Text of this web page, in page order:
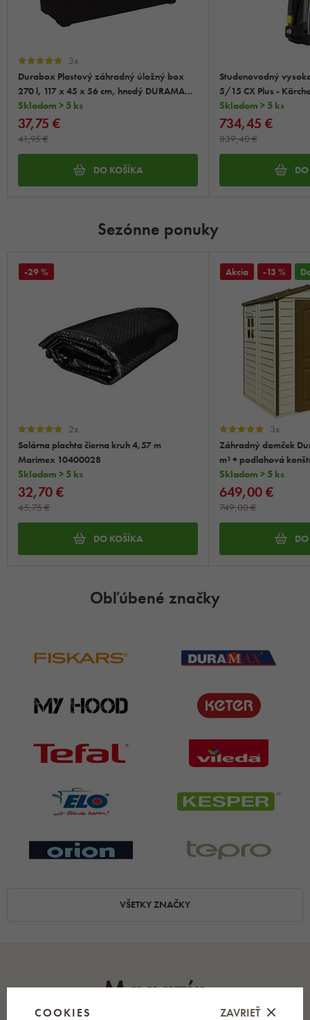
3x
Durabox Plastový záhradný úložný box
270 l, 117 x 45 x 56 cm, hnedý DURAMAX
86601
Skladom > 5 ks
37,75 €
41,95 €
DO KOŠÍKA
Studenovodný
5/15 CX Plus -
Skladom > 5 ks
734,45 €
839,40 €
Sezónne ponuky
-29 %
2x
Solárna plachta čierna kruh 4,57 m
Marimex 10400028
Skladom > 5 ks
32,70 €
45,75 €
DO KOŠÍKA
Akcia -13 %
3x
Záhradný domček
m² + podlahová
8x6´)
Skladom > 5 ks
649,00 €
749,00 €
Obľúbené značky
VŠETKY ZNAČKY
Magazín
Množstvo rád a tipov pre záhradu a domácnosť
COOKIES ZAVRIEŤ